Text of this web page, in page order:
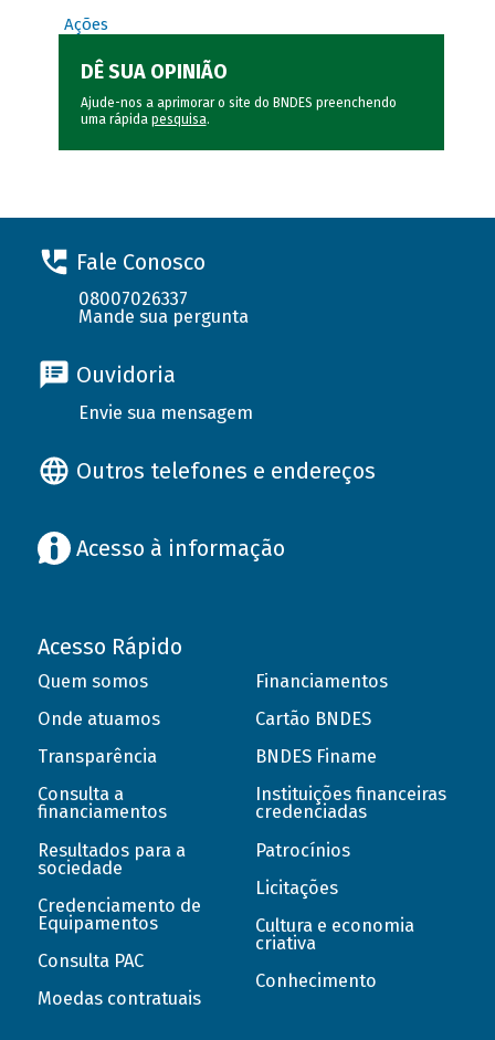
Ações
DÊ SUA OPINIÃO
Ajude-nos a aprimorar o site do BNDES preenchendo
uma rápida pesquisa.
Fale Conosco
08007026337
Mande sua pergunta
Ouvidoria
Envie sua mensagem
Outros telefones e endereços
Acesso à informação
Acesso Rápido
Quem somos
Onde atuamos
Transparência
Consulta a
financiamentos
Resultados para a
sociedade
Credenciamento de
Equipamentos
Consulta PAC
Moedas contratuais
Financiamentos
Cartão BNDES
BNDES Finame
Instituições financeiras
credenciadas
Patrocínios
Licitações
Cultura e economia
criativa
Conhecimento